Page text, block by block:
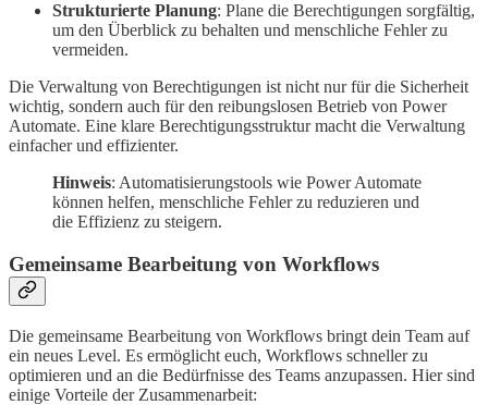
Strukturierte Planung: Plane die Berechtigungen sorgfältig,
um den Überblick zu behalten und menschliche Fehler zu
vermeiden.
Die Verwaltung von Berechtigungen ist nicht nur für die Sicherheit
wichtig, sondern auch für den reibungslosen Betrieb von Power
Automate. Eine klare Berechtigungsstruktur macht die Verwaltung
einfacher und effizienter.
Hinweis: Automatisierungstools wie Power Automate
können helfen, menschliche Fehler zu reduzieren und
die Effizienz zu steigern.
Gemeinsame Bearbeitung von Workflows
Die gemeinsame Bearbeitung von Workflows bringt dein Team auf
ein neues Level. Es ermöglicht euch, Workflows schneller zu
optimieren und an die Bedürfnisse des Teams anzupassen. Hier sind
einige Vorteile der Zusammenarbeit: